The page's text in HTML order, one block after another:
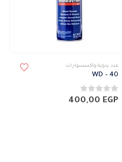
عدد يدوية وأكسسوارات
WD – 40
0من 5 400,00 EGP